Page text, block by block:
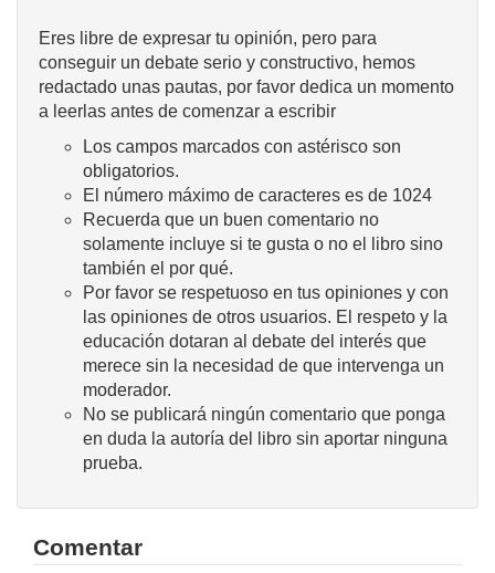
Eres libre de expresar tu opinión, pero para
conseguir un debate serio y constructivo, hemos
redactado unas pautas, por favor dedica un momento
a leerlas antes de comenzar a escribir
Los campos marcados con astérisco son
obligatorios.
El número máximo de caracteres es de 1024
Recuerda que un buen comentario no
solamente incluye si te gusta o no el libro sino
también el por qué.
Por favor se respetuoso en tus opiniones y con
las opiniones de otros usuarios. El respeto y la
educación dotaran al debate del interés que
merece sin la necesidad de que intervenga un
moderador.
No se publicará ningún comentario que ponga
en duda la autoría del libro sin aportar ninguna
prueba.
Comentar